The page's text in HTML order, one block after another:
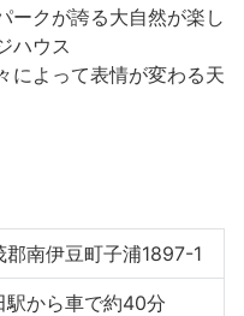
会
ークが誇る大自然が楽し
ハウス
によって表情が変わる天
郡南伊豆町子浦1897-1
駅から車で約40分